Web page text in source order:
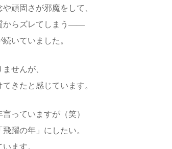
頑固さが邪魔をして、
からズレてしまう――
いていました。
せんが、
きたと感じています。
っていますが（笑）
躍の年」にしたい。
ます。